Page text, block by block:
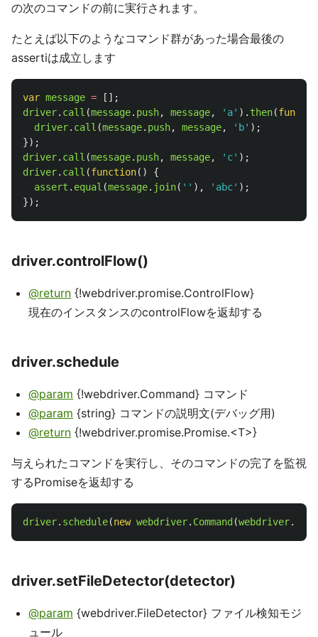
の次のコマンドの前に実行されます。
たとえば以下のようなコマンド群があった場合最後の
assertiは成立します
var message =
[];
driver. call (message. push, message, ' a' ). then(
driver. call (message. push, message, ' b' );
});
driver. call (message. push, message, ' c' );
driver. call (function()
{
assert . equal (message. join( '' ), ' abc' );
});
driver.controlFlow()
@return {!webdriver.promise.ControlFlow}
現在のインスタンスのcontrolFlowを返却する
driver.schedule
@param {!webdriver.Command} コマンド
@param {string} コマンドの説明文(デバッグ用)
@return {!webdriver.promise.Promise.<T>}
与えられたコマンドを実行し、そのコマンドの完了を監視
するPromiseを返却する
driver. schedule(new webdriver. Command (webdriver.
driver.setFileDetector(detector)
@param {webdriver.FileDetector} ファイル検知モジ
ュール